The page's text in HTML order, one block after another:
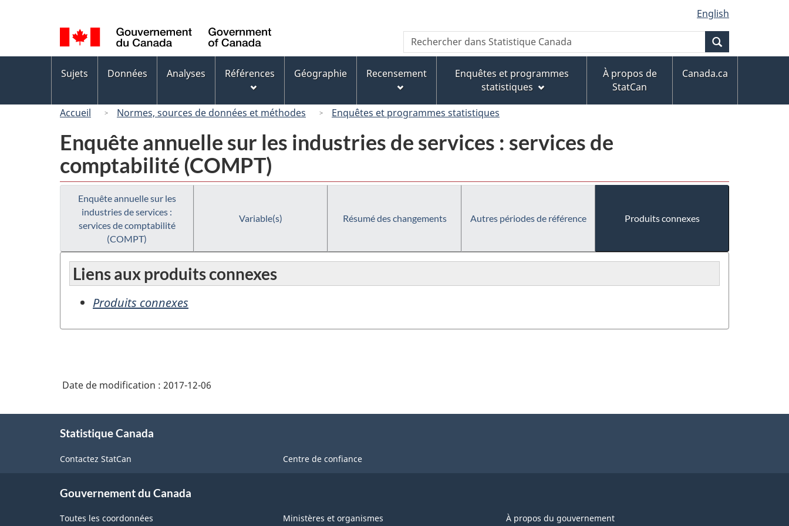
au
contenu
principal
« À
propos
de
ce
version
HTML
simplifiée
de
la
langue
English
Canada
Recherche
Rechercher
dans
Canada
des
Sujets Données Analyses Références Géographie Recensement
Enquêtes et programmes
statistiques
À propos de
StatCan
Canada.ca
Accueil Normes, sources de données et méthodes Enquêtes et programmes statistiques
Enquête annuelle sur les industries de services : services de
comptabilité (COMPT)
Enquête annuelle sur les
industries de services :
services de comptabilité
(COMPT)
Variable(s) Résumé des changements Autres périodes de référence Produits connexes
Liens aux produits connexes
Produits connexes
Date de modification : 2017-12-06
Statistique Canada
Contactez StatCan Centre de confiance
Gouvernement du Canada
Toutes les coordonnées Ministères et organismes À propos du gouvernement